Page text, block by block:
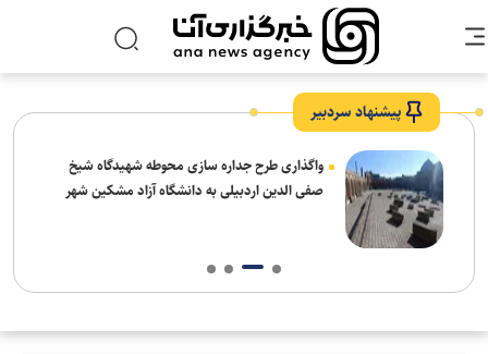
پیشنهاد سردبیر
واگذاری طرح جداره سازی محوطه شهیدگاه شیخ
صفی الدین اردبیلی به دانشگاه آزاد مشکین شهر